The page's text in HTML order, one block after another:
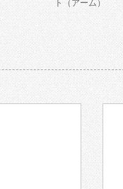
ト（アーム）